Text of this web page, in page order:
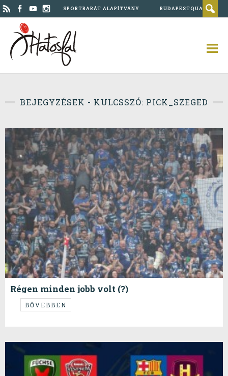
SPORTBARÁT ALAPÍTVÁNY BUDAPESTQUAD
BEJEGYZÉSEK - KULCSSZÓ: PICK_SZEGED
Régen minden jobb volt (?)
...tartja a mondás, de vajon tényleg?
BŐVEBBEN